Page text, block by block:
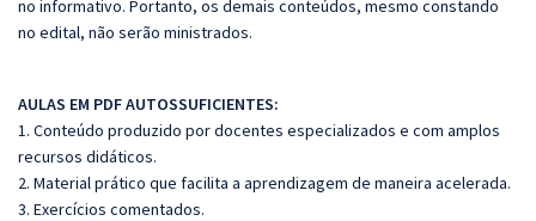
no informativo. Portanto, os demais conteúdos, mesmo constando
no edital, não serão ministrados.
AULAS EM PDF AUTOSSUFICIENTES:
1. Conteúdo produzido por docentes especializados e com amplos
recursos didáticos.
2. Material prático que facilita a aprendizagem de maneira acelerada.
3. Exercícios comentados.